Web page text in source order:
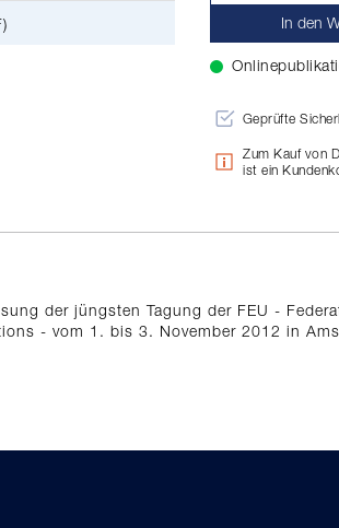
In den
Geprüfte
Zum Kauf von
ist ein
der jüngsten Tagung der FEU -
- vom 1. bis 3. November 2012 in